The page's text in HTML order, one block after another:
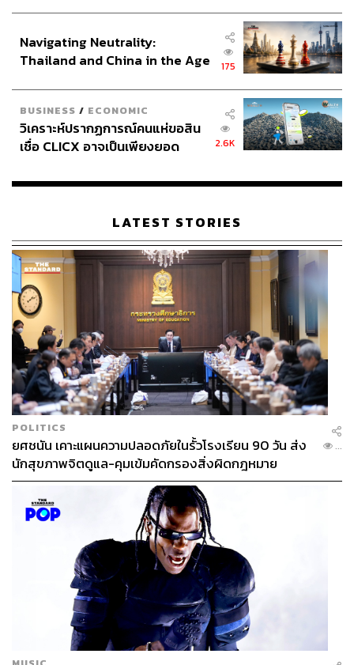
Navigating Neutrality:
Thailand and China in the Age
175
BUSINESS / ECONOMIC
วิเคราะห์ปรากฏการณ์คนแห่ขอสิน
เชื่อ CLICX อาจเป็นเพียงยอด
เรือนไทยที่ถูกซุกไว้
2.6K
LATEST STORIES
POLITICS
ยศชนัน เคาะแผนความปลอดภัยในรั้วโรงเรียน 90 วัน ส่ง
นักสุขภาพจิตดูแล-คุมเข้มคัดกรองสิ่งผิดกฎหมาย
...